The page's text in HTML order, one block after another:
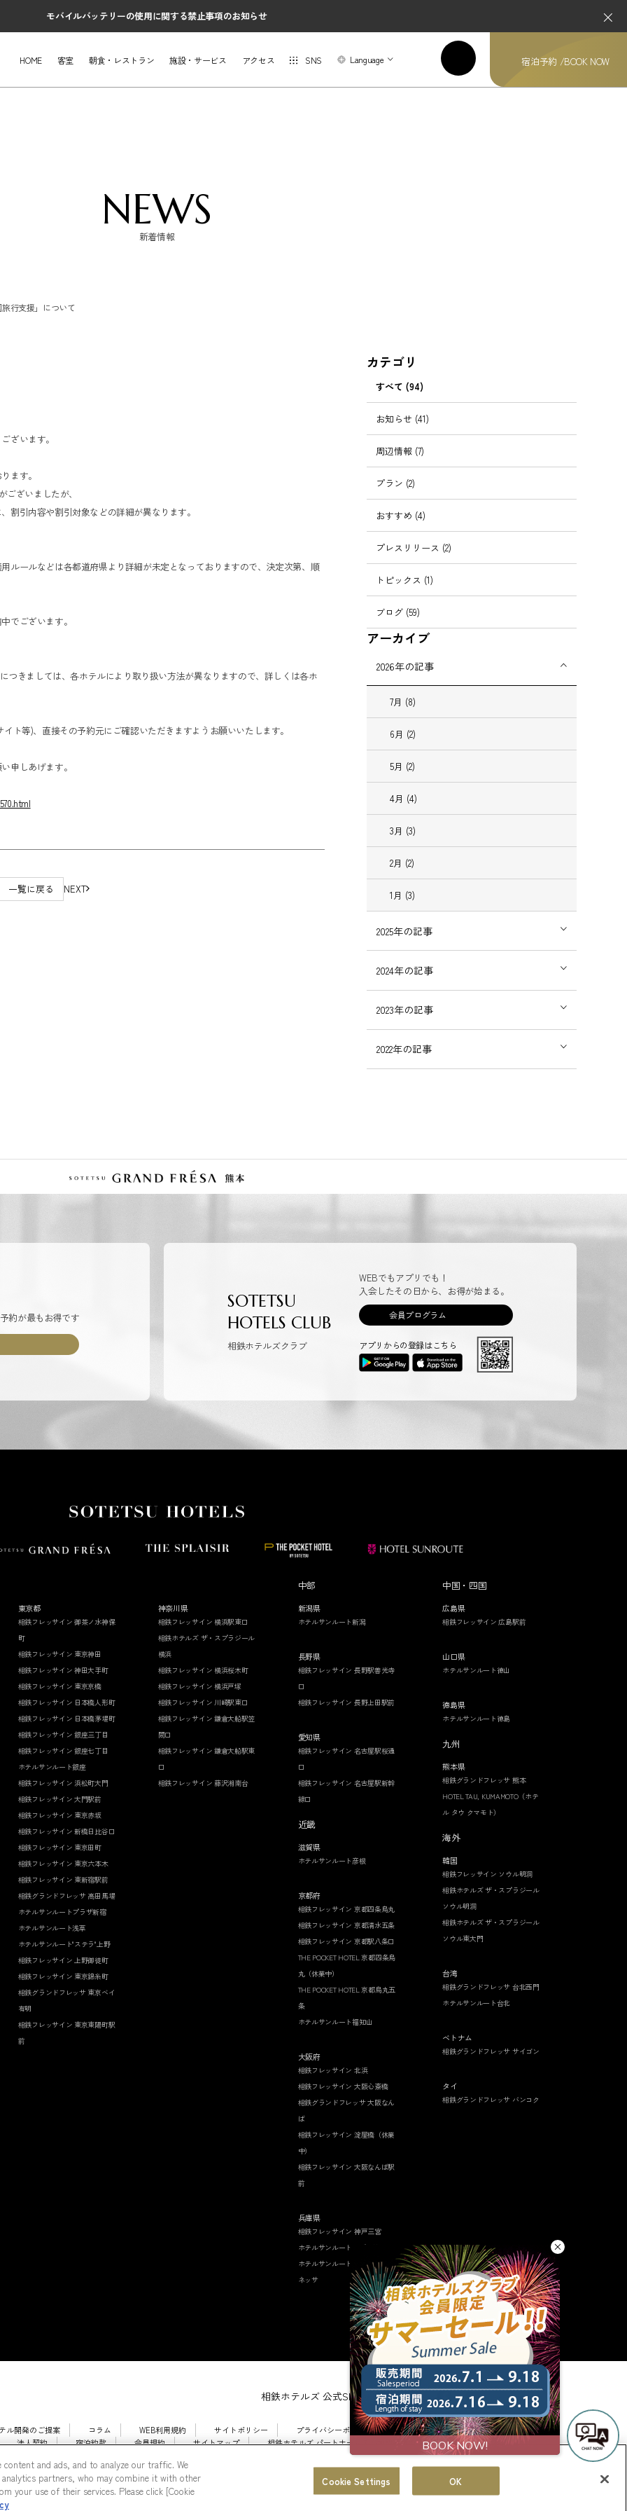
モバイルバッテリーの使用に関する禁止事項のお知らせ
HOME 客室 朝食・レストラン 施設・サービス アクセス SNS Language 宿泊予約 /BOOK NOW
NEWS
新着情報
行支援」について
ざいます。
ます。
ざいましたが、
割引内容や割引対象などの詳細が異なります。
ルールなどは各都道府県より詳細が未定となっておりますので、決定次第、順
でございます。
つきましては、各ホテルにより取り扱い方法が異なりますので、詳しくは各ホ
ト等)、直接その予約元にご確認いただきますようお願いいたします。
申しあげます。
一覧に戻る NEXT
カテゴリ
すべて (94)
お知らせ (41)
周辺情報 (7)
プラン (2)
おすすめ (4)
プレスリリース (2)
トピックス (1)
ブログ (59)
アーカイブ
2026年の記事
7月 (8)
6月 (2)
5月 (2)
4月 (4)
3月 (3)
2月 (2)
1月 (3)
2025年の記事
2024年の記事
2023年の記事
2022年の記事
約が最もお得です
SOTETSU
HOTELS CLUB
相鉄ホテルズクラブ
WEBでもアプリでも！
入会したその日から、お得が始まる。
会員プログラム
アプリからの登録はこちら
東京都
相鉄フレッサイン 御茶ノ水神保
町
相鉄フレッサイン 東京神田
相鉄フレッサイン 神田大手町
相鉄フレッサイン 東京京橋
相鉄フレッサイン 日本橋人形町
相鉄フレッサイン 日本橋茅場町
相鉄フレッサイン 銀座三丁目
相鉄フレッサイン 銀座七丁目
ホテルサンルート銀座
相鉄フレッサイン 浜松町大門
相鉄フレッサイン 大門駅前
相鉄フレッサイン 東京赤坂
相鉄フレッサイン 新橋日比谷口
相鉄フレッサイン 東京田町
相鉄フレッサイン 東京六本木
相鉄フレッサイン 東新宿駅前
相鉄グランドフレッサ 高田馬場
ホテルサンルートプラザ新宿
ホテルサンルート浅草
ホテルサンルート"ステラ"上野
相鉄フレッサイン 上野御徒町
相鉄フレッサイン 東京錦糸町
相鉄グランドフレッサ 東京ベイ
有明
相鉄フレッサイン 東京東陽町駅
前
神奈川県
相鉄フレッサイン 横浜駅東口
相鉄ホテルズ ザ・スプラジール
横浜
相鉄フレッサイン 横浜桜木町
相鉄フレッサイン 横浜戸塚
相鉄フレッサイン 川崎駅東口
相鉄フレッサイン 鎌倉大船駅笠
間口
相鉄フレッサイン 鎌倉大船駅東
口
相鉄フレッサイン 藤沢湘南台
中部
新潟県
ホテルサンルート新潟
長野県
相鉄フレッサイン 長野駅善光寺
口
相鉄フレッサイン 長野上田駅前
愛知県
相鉄フレッサイン 名古屋駅桜通
口
相鉄フレッサイン 名古屋駅新幹
線口
近畿
滋賀県
ホテルサンルート彦根
京都府
相鉄フレッサイン 京都四条烏丸
相鉄フレッサイン 京都清水五条
相鉄フレッサイン 京都駅八条口
THE POCKET HOTEL 京都四条烏
丸（休業中）
THE POCKET HOTEL 京都烏丸五
条
ホテルサンルート福知山
大阪府
相鉄フレッサイン 北浜
相鉄フレッサイン 大阪心斎橋
相鉄グランドフレッサ 大阪なん
ば
相鉄フレッサイン 淀屋橋（休業
中）
相鉄フレッサイン 大阪なんば駅
前
兵庫県
相鉄フレッサイン 神戸三宮
ホテルサンルートソプラ神戸
ホテルサンルートソプラ神戸ア
ネッサ
中国・四国
広島県
相鉄フレッサイン 広島駅前
山口県
ホテルサンルート徳山
徳島県
ホテルサンルート徳島
九州
熊本県
相鉄グランドフレッサ 熊本
HOTEL TAU, KUMAMOTO（ホテ
ル タウ クマモト）
海外
韓国
相鉄フレッサイン ソウル明洞
相鉄ホテルズ ザ・スプラジール
ソウル明洞
相鉄ホテルズ ザ・スプラジール
ソウル東大門
台湾
相鉄グランドフレッサ 台北西門
ホテルサンルート台北
ベトナム
相鉄グランドフレッサ サイゴン
タイ
相鉄グランドフレッサ バンコク
相鉄ホテルズ 公式SNS
ル開発のご提案 コラム WEB利用規約 サイトポリシー
プライバシーポリシー
法人契約
宿泊約款 会員規約 サイトマップ 相鉄ホテルズ パートナーホテル加盟募集のご案内
© Sotetsu Hotel Management CO., LTD.
and ads, and to analyze our traffic. We
partners, who may combine it with other
your use of their services. Please click [Cookie
Cookie Settings OK